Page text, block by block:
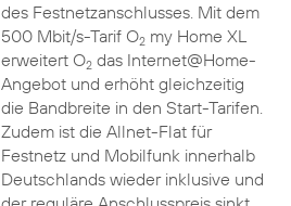
des Festnetzanschlusses. Mit dem
500 Mbit/s-Tarif O2my Home XL
erweitert O2das Internet@Home-
Angebot und erhöht gleichzeitig
die Bandbreite in den Start-Tarifen.
Zudem ist die Allnet-Flat für
Festnetz und Mobilfunk innerhalb
Deutschlands wieder inklusive und